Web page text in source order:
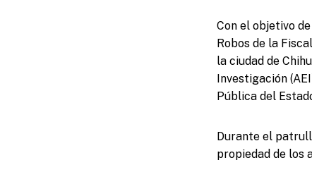
Con el objetivo
Robos de la
la ciudad de
Investigación
Pública del
Durante el
propiedad de los